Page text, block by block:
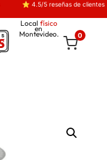
⭐ 4.5/5 reseñas de clientes
Local físico
en
Montevideo. 0